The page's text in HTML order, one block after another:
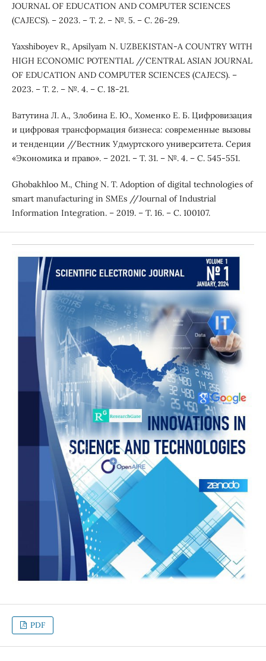
JOURNAL OF EDUCATION AND COMPUTER SCIENCES
(CAJECS). – 2023. – Т. 2. – №. 5. – С. 26-29.
Yaxshiboyev R., Apsilyam N. UZBEKISTAN-A COUNTRY WITH
HIGH ECONOMIC POTENTIAL //CENTRAL ASIAN JOURNAL
OF EDUCATION AND COMPUTER SCIENCES (CAJECS). –
2023. – Т. 2. – №. 4. – С. 18-21.
Ватутина Л. А., Злобина Е. Ю., Хоменко Е. Б. Цифровизация
и цифровая трансформация бизнеса: современные вызовы
и тенденции //Вестник Удмуртского университета. Серия
«Экономика и право». – 2021. – Т. 31. – №. 4. – С. 545-551.
Ghobakhloo M., Ching N. T. Adoption of digital technologies of
smart manufacturing in SMEs //Journal of Industrial
Information Integration. – 2019. – Т. 16. – С. 100107.
PDF